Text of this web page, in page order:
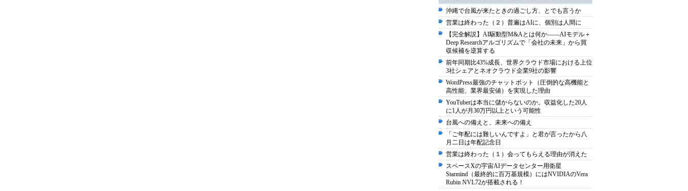
沖縄で台風が来たときの過ごし方、とでも言うか
営業は終わった（２）普遍はAIに、個別は人間に
【完全解説】AI駆動型M&Aとは何か――AIモデル＋
Deep Researchアルゴリズムで「会社の未来」から買
収候補を逆算する
前年同期比43%成長、世界クラウド市場における上位
3社シェアとネオクラウド企業9社の影響
WordPress最強のチャットボット（圧倒的な高機能と
高性能、業界最安値）を実現した理由
YouTuberは本当に儲からないのか。収益化した20人
に1人が月30万円以上という可能性
台風への備えと、未来への備え
「ご年配には難しいんですよ」と君が言ったから八
月二日は年配記念日
営業は終わった（１）会ってもらえる理由が消えた
スペースXの宇宙AIデータセンター用衛星
Starmind（最終的に百万基規模）にはNVIDIAのVera
Rubin NVL72が搭載される！